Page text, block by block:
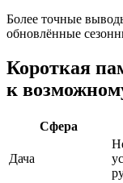
Более точные
обновлённые
Короткая
к
Сфера
Дача